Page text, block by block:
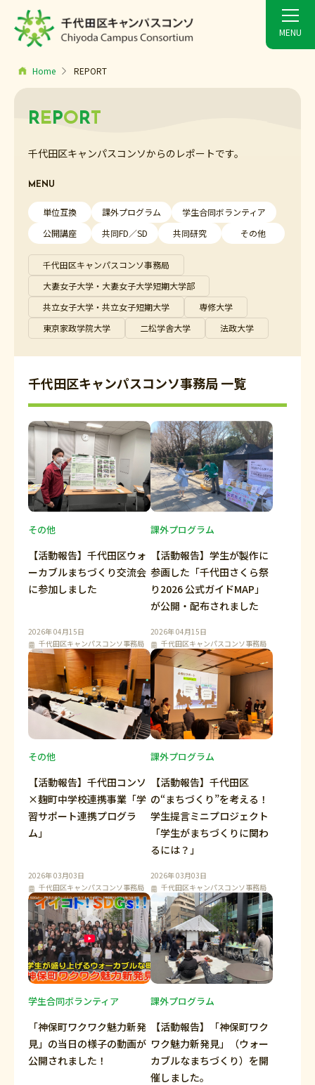
Home REPORT
REPORT
千代田区キャンパスコンソからのレポートです。
MENU
単位互換 課外プログラム
学生合同ボランティア
公開講座
共同FD／SD 共同研究 その他
千代田区キャンパスコンソ事務局
大妻女子大学・大妻女子大学短期大学部
共立女子大学・共立女子短期大学
専修大学
東京家政学院大学
二松学舎大学 法政大学
千代田区キャンパスコンソ事務局 一覧
その他
【活動報告】千代田区ウォ
ーカブルまちづくり交流会
に参加しました
2026年 04月15日
千代田区キャンパスコンソ事務局
課外プログラム
【活動報告】学生が製作に
参画した「千代田さくら祭
り2026 公式ガイドMAP」
が公開・配布されました
2026年 04月15日
千代田区キャンパスコンソ事務局
その他
【活動報告】千代田コンソ
×麹町中学校連携事業「学
習サポート連携プログラ
ム」
2026年 03月03日
千代田区キャンパスコンソ事務局
課外プログラム
【活動報告】千代田区
の“まちづくり”を考える！
学生提言ミニプロジェクト
「学生がまちづくりに関わ
るには？」
2026年 03月03日
千代田区キャンパスコンソ事務局
学生合同ボランティア
「神保町ワクワク魅力新発
見」の当日の様子の動画が
公開されました！
課外プログラム
【活動報告】「神保町ワク
ワク魅力新発見」（ウォー
カブルなまちづくり）を開
催しました。